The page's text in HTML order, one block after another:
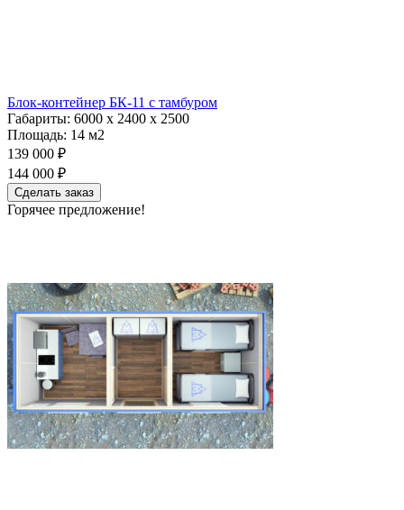
Блок-контейнер БК-11 c тамбуром
Габариты: 6000 х 2400 х 2500
Площадь: 14 м2
139 000 ₽
144 000 ₽
Сделать заказ
Горячее предложение!